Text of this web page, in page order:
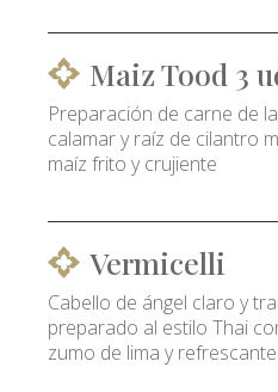
Maiz Tood 3
Preparación de carne de
calamar y raíz de cilantro
maíz frito y crujiente
Vermicelli
Cabello de ángel claro y
preparado al estilo Thai
zumo de lima y